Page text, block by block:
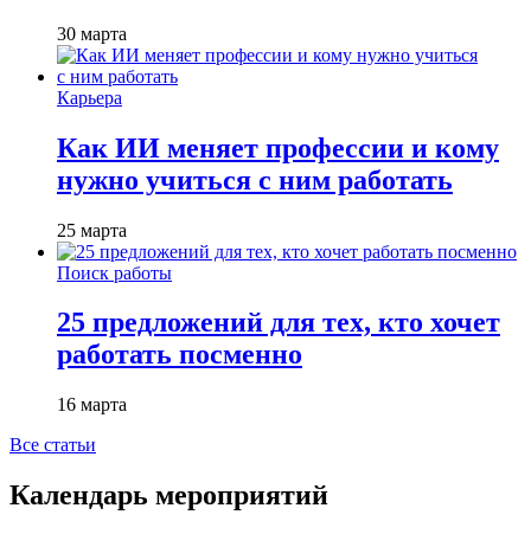
30 марта
Карьера
Как ИИ меняет профессии и кому
нужно учиться с ним работать
25 марта
Поиск работы
25 предложений для тех, кто хочет
работать посменно
16 марта
Все статьи
Календарь мероприятий